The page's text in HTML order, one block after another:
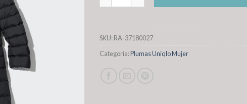
SKU:RA-37180027
Categoría:Plumas Uniqlo Mujer